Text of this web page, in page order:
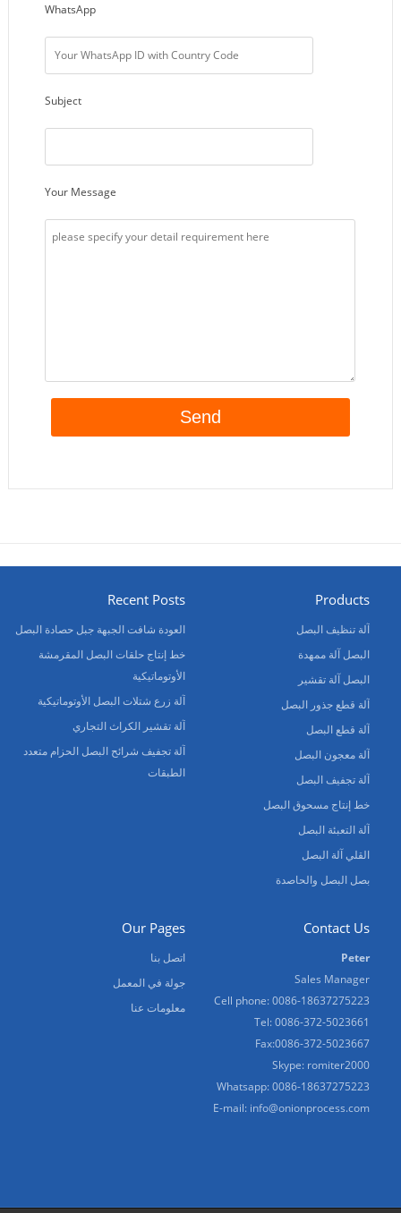
WhatsApp
Subject
Your Message
Recent Posts
العودة شافت الجبهة جبل حصادة البصل
خط إنتاج حلقات البصل المقرمشة
الأوتوماتيكية
آلة زرع شتلات البصل الأوتوماتيكية
آلة تقشير الكراث التجاري
آلة تجفيف شرائح البصل الحزام متعدد
الطبقات
Products
آلة تنظيف البصل
البصل آلة ممهدة
البصل آلة تقشير
آلة قطع جذور البصل
آلة قطع البصل
آلة معجون البصل
آلة تجفيف البصل
خط إنتاج مسحوق البصل
آلة التعبئة البصل
القلي آلة البصل
بصل البصل والحاصدة
Our Pages
اتصل بنا
جولة في المعمل
معلومات عنا
Contact Us
Peter
Sales Manager
Cell phone: 0086-18637275223
Tel: 0086-372-5023661
Fax:0086-372-5023667
Skype: romiter2000
Whatsapp: 0086-18637275223
E-mail: info@onionprocess.com